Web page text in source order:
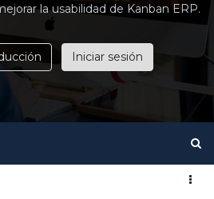
la usabilidad de Kanban ERP.
Iniciar sesión